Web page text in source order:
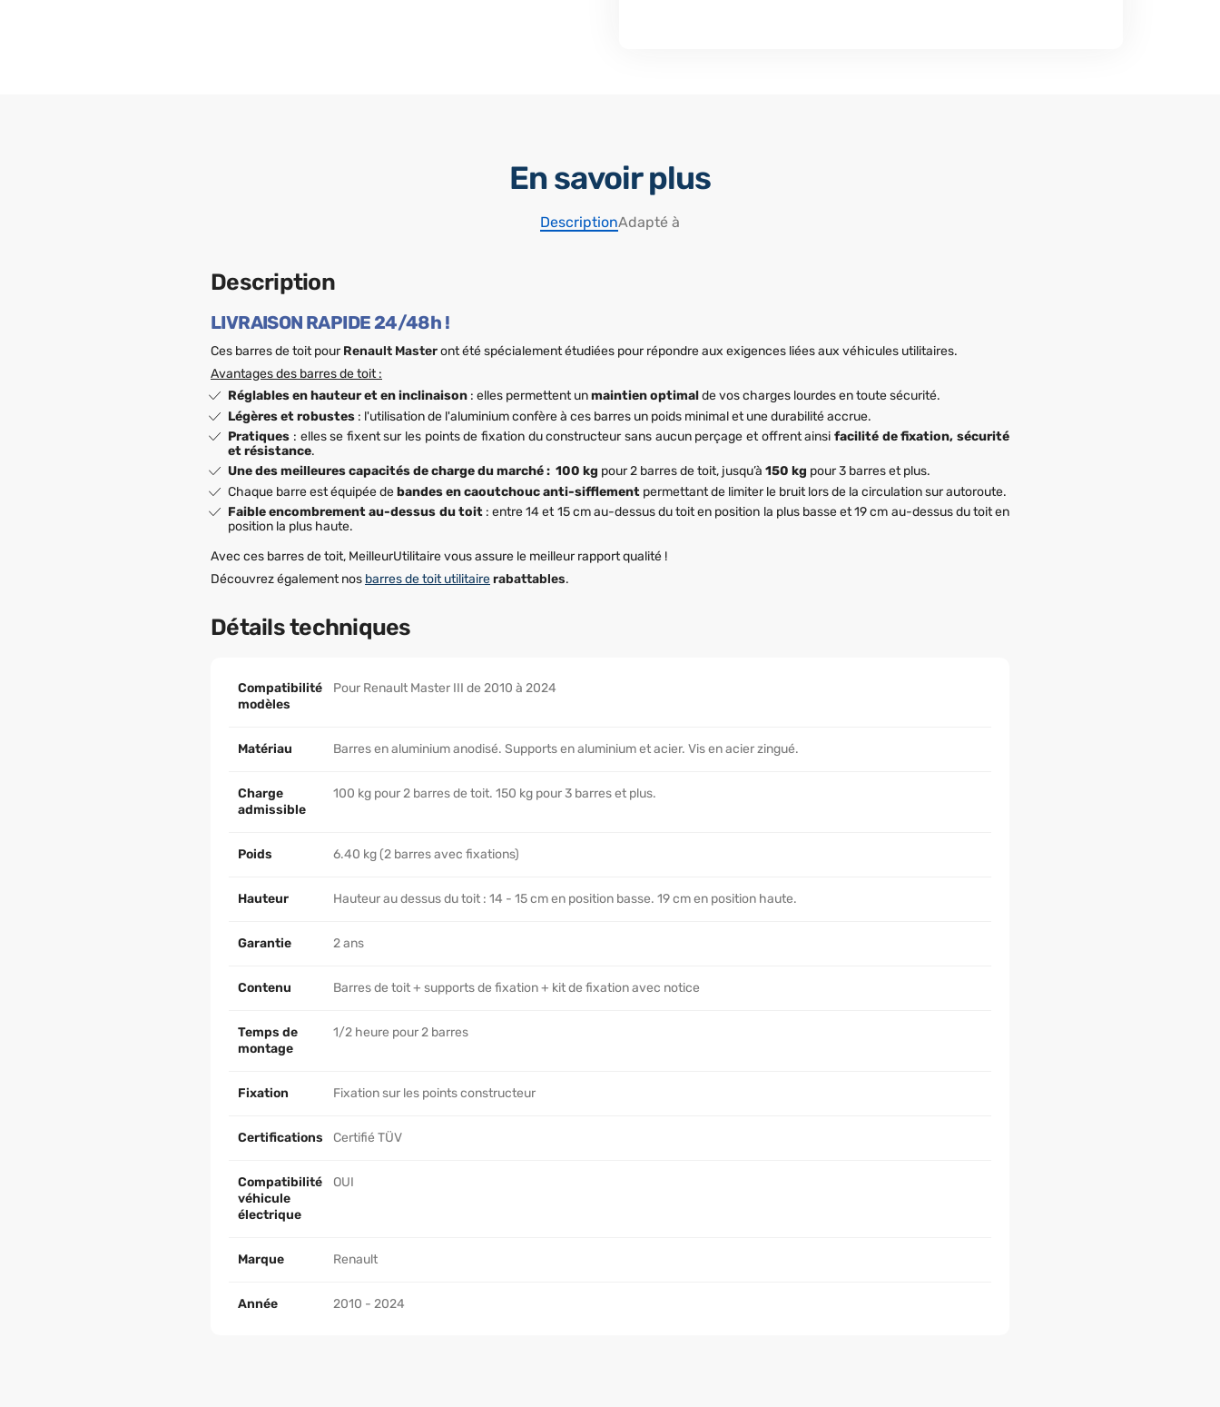
En savoir plus
DescriptionAdapté à
Description
LIVRAISON RAPIDE 24/48h !
Ces barres de toit pourRenault Masteront été spécialement étudiées pour répondre aux exigences liées aux véhicules utilitaires.
Avantages des barres de toit :
Réglables en hauteur et en inclinaison : elles permettent unmaintien optimalde vos charges lourdes en toute sécurité.
Légères et robustes : l'utilisation de l'aluminium confère à ces barres un poids minimal et une durabilité accrue.
Pratiques : elles se fixent sur les points de fixation du constructeur sans aucun perçage et offrent ainsifacilité de fixation, sécurité
et résistance.
Une des meilleures capacités de charge du marché : 100 kg pour 2 barres de toit, jusqu’à150 kg pour 3 barres et plus.
Chaque barre est équipée debandes en caoutchouc anti-sifflement permettant de limiter le bruit lors de la circulation sur autoroute.
Faible encombrement au-dessus du toit: entre 14 et 15 cm au-dessus du toit en position la plus basse et 19 cm au-dessus du toit en
position la plus haute.
Avec ces barres de toit, MeilleurUtilitaire vous assure le meilleur rapport qualité !
Découvrez également nos barres de toit utilitairerabattables.
Détails techniques
Compatibilité
modèles
Pour Renault Master III de 2010 à 2024
Matériau Barres en aluminium anodisé. Supports en aluminium et acier. Vis en acier zingué.
Charge
admissible
100 kg pour 2 barres de toit. 150 kg pour 3 barres et plus.
Poids 6.40 kg (2 barres avec fixations)
Hauteur Hauteur au dessus du toit : 14 - 15 cm en position basse. 19 cm en position haute.
Garantie 2 ans
Contenu Barres de toit + supports de fixation + kit de fixation avec notice
Temps de
montage
1/2 heure pour 2 barres
Fixation Fixation sur les points constructeur
Certifications Certifié TÜV
Compatibilité
véhicule
électrique
OUI
Marque Renault
Année 2010 - 2024